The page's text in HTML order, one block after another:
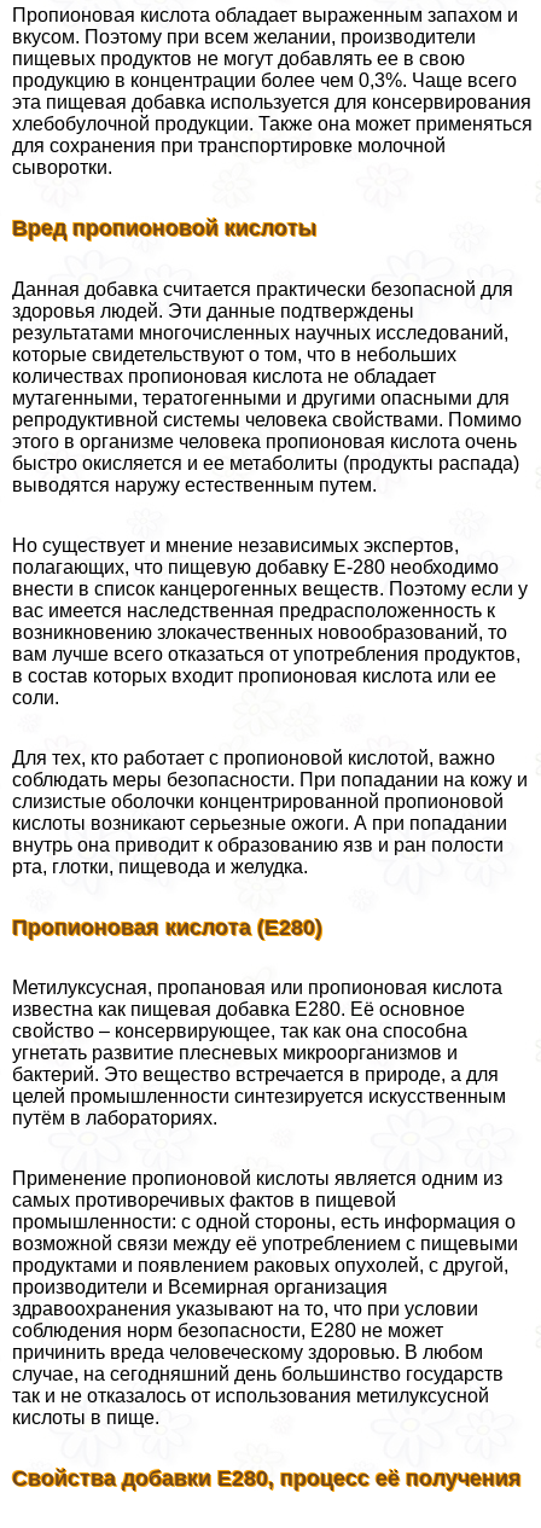
Пропионовая кислота обладает выраженным запахом и
вкусом. Поэтому при всем желании, производители
пищевых продуктов не могут добавлять ее в свою
продукцию в концентрации более чем 0,3%. Чаще всего
эта пищевая добавка используется для консервирования
хлебобулочной продукции. Также она может применяться
для сохранения при трaнcпортировке молочной
сыворотки.
Вред пропионовой кислоты
Данная добавка считается пpaктически безопасной для
здоровья людей. Эти данные подтверждены
результатами многочисленных научных исследований,
которые свидетельствуют о том, что в небольших
количествах пропионовая кислота не обладает
мутагенными, тератогенными и другими опасными для
репродуктивной системы человека свойствами. Помимо
этого в организме человека пропионовая кислота очень
быстро окисляется и ее метаболиты (продукты распада)
выводятся наружу естественным путем.
Но существует и мнение независимых экспертов,
полагающих, что пищевую добавку Е-280 необходимо
внести в список канцерогенных веществ. Поэтому если у
вас имеется наследственная предрасположенность к
возникновению злокачественных новообразований, то
вам лучше всего отказаться от употрeбления продуктов,
в состав которых входит пропионовая кислота или ее
соли.
Для тех, кто работает с пропионовой кислотой, важно
соблюдать меры безопасности. При попадании на кожу и
слизистые оболочки концентрированной пропионовой
кислоты возникают серьезные ожоги. А при попадании
внутрь она приводит к образованию язв и ран полости
рта, глотки, пищевода и желудка.
Пропионовая кислота (Е280)
Метилуксусная, пропановая или пропионовая кислота
известна как пищевая добавка Е280. Её основное
свойство – консервирующее, так как она способна
угнетать развитие плесневых микроорганизмов и
бактерий. Это вещество встречается в природе, а для
целей промышленности синтезируется искусственным
путём в лабораториях.
Применение пропионовой кислоты является одним из
самых противоречивых фактов в пищевой
промышленности: с одной стороны, есть информация о
возможной связи между её употрeблением с пищевыми
продуктами и появлением paковых опухолей, с другой,
производители и Всемирная организация
здравоохранения указывают на то, что при условии
соблюдения норм безопасности, Е280 не может
причинить вреда человеческому здоровью. В любом
случае, на сегодняшний день большинство государств
так и не отказалось от использования метилуксусной
кислоты в пище.
Свойства добавки Е280, процесс её получения